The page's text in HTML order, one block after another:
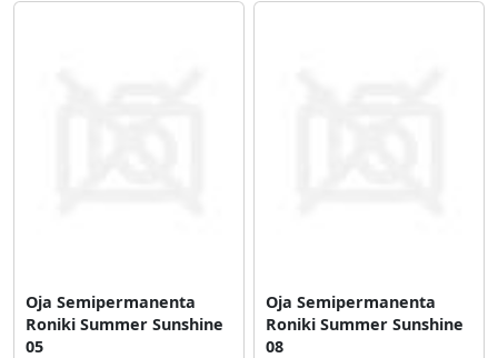
Oja Semipermanenta
Roniki Summer Sunshine
05
Oja Semipermanenta
Roniki Summer Sunshine
08